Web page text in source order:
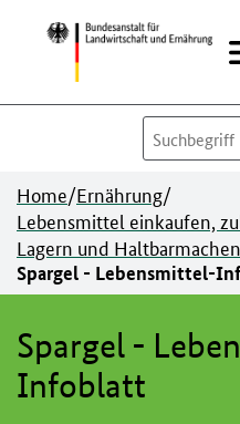
Zum
Inhalt
springen
Home/Ernährung/
Lebensmittel einkaufen,
Lagern und Haltbarmachen
Spargel - Lebensmittel-
Spargel -
Infoblatt